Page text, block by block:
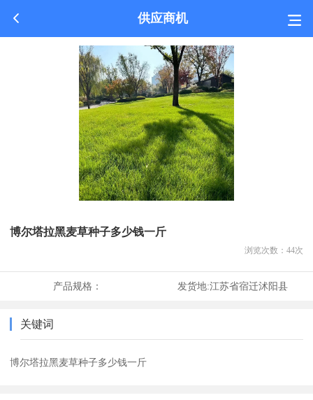
供应商机
博尔塔拉黑麦草种子多少钱一斤
浏览次数： 44次
产品规格： 发货地:江苏省宿迁沭阳县
关键词
博尔塔拉黑麦草种子多少钱一斤